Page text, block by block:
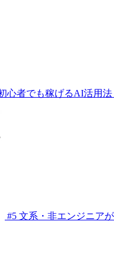
心者でも稼げるAI活用法
#5 文系・非エンジニア